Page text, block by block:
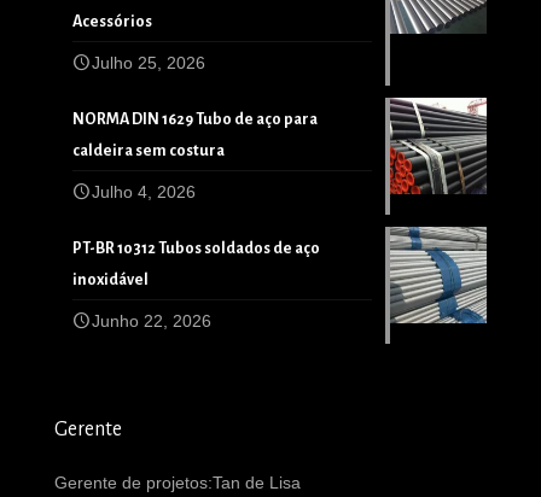
Acessórios
Julho 25, 2026
NORMA DIN 1629 Tubo de aço para
caldeira sem costura
Julho 4, 2026
PT-BR 10312 Tubos soldados de aço
inoxidável
Junho 22, 2026
Gerente
Gerente de projetos:Tan de Lisa